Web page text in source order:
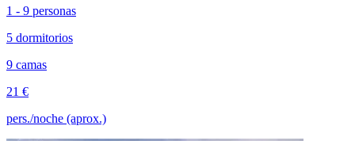
1 - 9 personas
5 dormitorios
9 camas
21 €
pers./noche (aprox.)